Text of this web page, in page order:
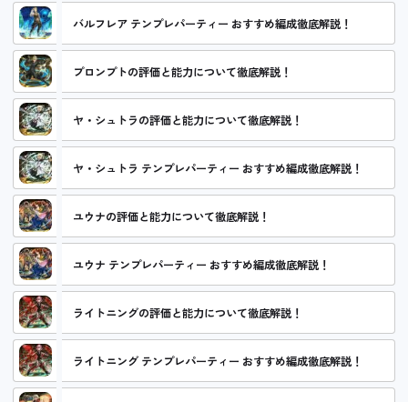
バルフレア テンプレパーティー おすすめ編成徹底解説！
プロンプトの評価と能力について徹底解説！
ヤ・シュトラの評価と能力について徹底解説！
ヤ・シュトラ テンプレパーティー おすすめ編成徹底解説！
ユウナの評価と能力について徹底解説！
ユウナ テンプレパーティー おすすめ編成徹底解説！
ライトニングの評価と能力について徹底解説！
ライトニング テンプレパーティー おすすめ編成徹底解説！